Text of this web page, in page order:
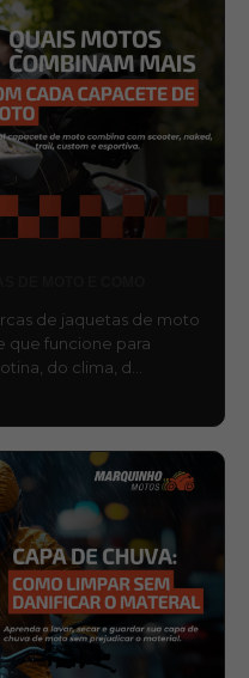
de jaquetas de moto
que funcione para
do clima, d…